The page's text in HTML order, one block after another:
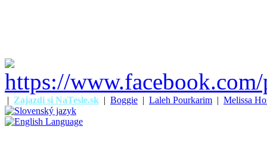
| Zajazdi si NaTesle.sk | Boggie | Laleh Pourkarim | Melissa